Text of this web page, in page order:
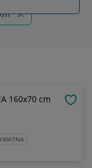
160x70 cm